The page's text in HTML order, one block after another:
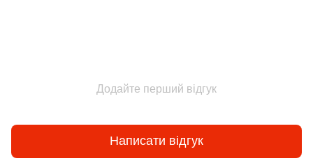
Додайте перший відгук
Написати відгук